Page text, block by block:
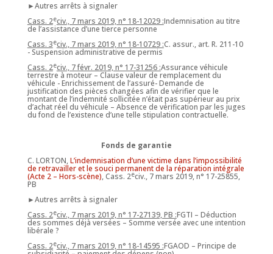
►Autres arrêts à signaler
Cass. 2eciv., 7 mars 2019, n° 18-12029 :Indemnisation au titre
de l’assistance d’une tierce personne
Cass. 3eciv., 7 mars 2019, n° 18-10729 :C. assur., art. R. 211-10
- Suspension administrative de permis
Cass. 2eciv., 7 févr. 2019, n° 17-31256 :Assurance véhicule
terrestre à moteur – Clause valeur de remplacement du
véhicule - Enrichissement de l’assuré- Demande de
justification des pièces changées afin de vérifier que le
montant de l’indemnité sollicitée n’était pas supérieur au prix
d’achat réel du véhicule – Absence de vérification par les juges
du fond de l’existence d’une telle stipulation contractuelle.
Fonds de garantie
C. LORTON,L’indemnisation d’une victime dans l’impossibilité
de retravailler et le souci permanent de la réparation intégrale
(Acte 2 – Hors-scène), Cass. 2eciv., 7 mars 2019, n° 17-25855,
PB
►Autres arrêts à signaler
Cass. 2eciv., 7 mars 2019, n° 17-27139, PB :FGTI – Déduction
des sommes déjà versées – Somme versée avec une intention
libérale ?
Cass. 2eciv., 7 mars 2019, n° 18-14595 :FGAOD – Principe de